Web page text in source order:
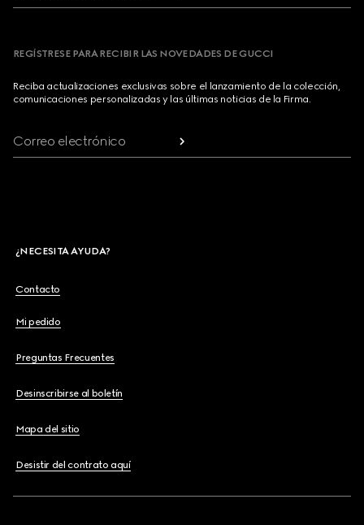
REGÍSTRESE PARA RECIBIR LAS NOVEDADES DE GUCCI
Reciba actualizaciones exclusivas sobre el lanzamiento de la colección,
comunicaciones personalizadas y las últimas noticias de la Firma.
Correo electrónico
¿NECESITA AYUDA?
Contacto
Mi pedido
Preguntas Frecuentes
Desinscribirse al boletín
Mapa del sitio
Desistir del contrato aquí